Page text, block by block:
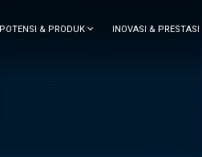
& PRODUK INOVASI & PRESTASI